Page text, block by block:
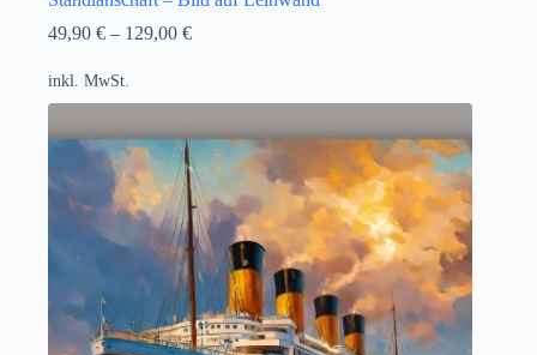
49,90 € – 129,00 €
inkl. MwSt.